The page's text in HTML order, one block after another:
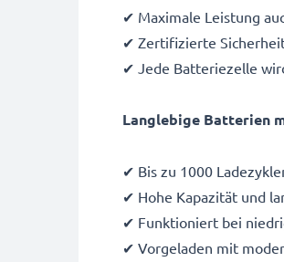
✔ Maximale Leistung
✔ Zertifizierte
✔ Jede Batteriezelle
Langlebige Batterien
✔ Bis zu 1000
✔ Hohe Kapazität und
✔ Funktioniert bei
✔ Vorgeladen mit